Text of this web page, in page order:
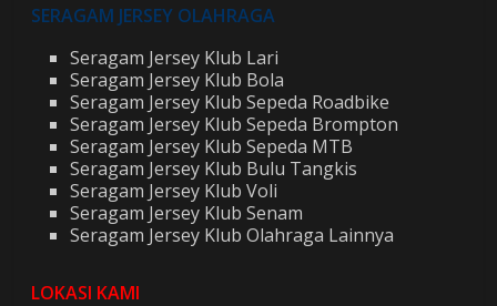
SERAGAM JERSEY OLAHRAGA
Seragam Jersey Klub Lari
Seragam Jersey Klub Bola
Seragam Jersey Klub Sepeda Roadbike
Seragam Jersey Klub Sepeda Brompton
Seragam Jersey Klub Sepeda MTB
Seragam Jersey Klub Bulu Tangkis
Seragam Jersey Klub Voli
Seragam Jersey Klub Senam
Seragam Jersey Klub Olahraga Lainnya
LOKASI KAMI